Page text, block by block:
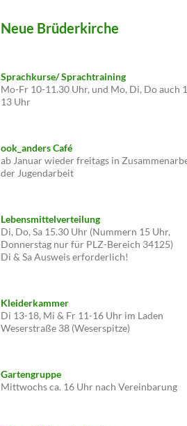
Neue Brüderkirche
Sprachkurse/ Sprachtraining
Mo-Fr 10-11.30 Uhr, und Mo, Di, Do auch
13 Uhr
ook_anders Café
ab Januar wieder freitags in
der Jugendarbeit
Lebensmittelverteilung
Di, Do, Sa 15.30 Uhr (Nummern 15 Uhr,
Donnerstag nur für PLZ-Bereich 34125)
Di & Sa Ausweis erforderlich!
Kleiderkammer
Di 13-18, Mi & Fr 11-16 Uhr im Laden
Weserstraße 38 (Weserspitze)
Gartengruppe
Mittwochs ca. 16 Uhr nach Vereinbarung